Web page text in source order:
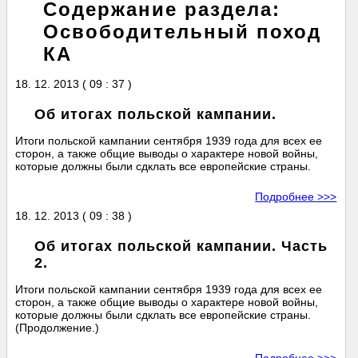
Содержание раздела:
Освободительный поход
КА
18. 12. 2013 ( 09 : 37 )
Об итогах польской кампании.
Итоги польской кампании сентября 1939 года для всех ее
сторон, а также общие выводы о характере новой войны,
которые должны были сдклать все европейские страны.
Подробнее >>>
18. 12. 2013 ( 09 : 38 )
Об итогах польской кампании. Часть
2.
Итоги польской кампании сентября 1939 года для всех ее
сторон, а также общие выводы о характере новой войны,
которые должны были сдклать все европейские страны.
(Продолжение.)